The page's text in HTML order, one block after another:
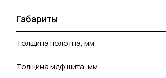
Габариты
Толщина полотна, мм
Толщина мдф щита, мм